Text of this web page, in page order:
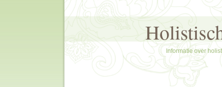
Informatie over